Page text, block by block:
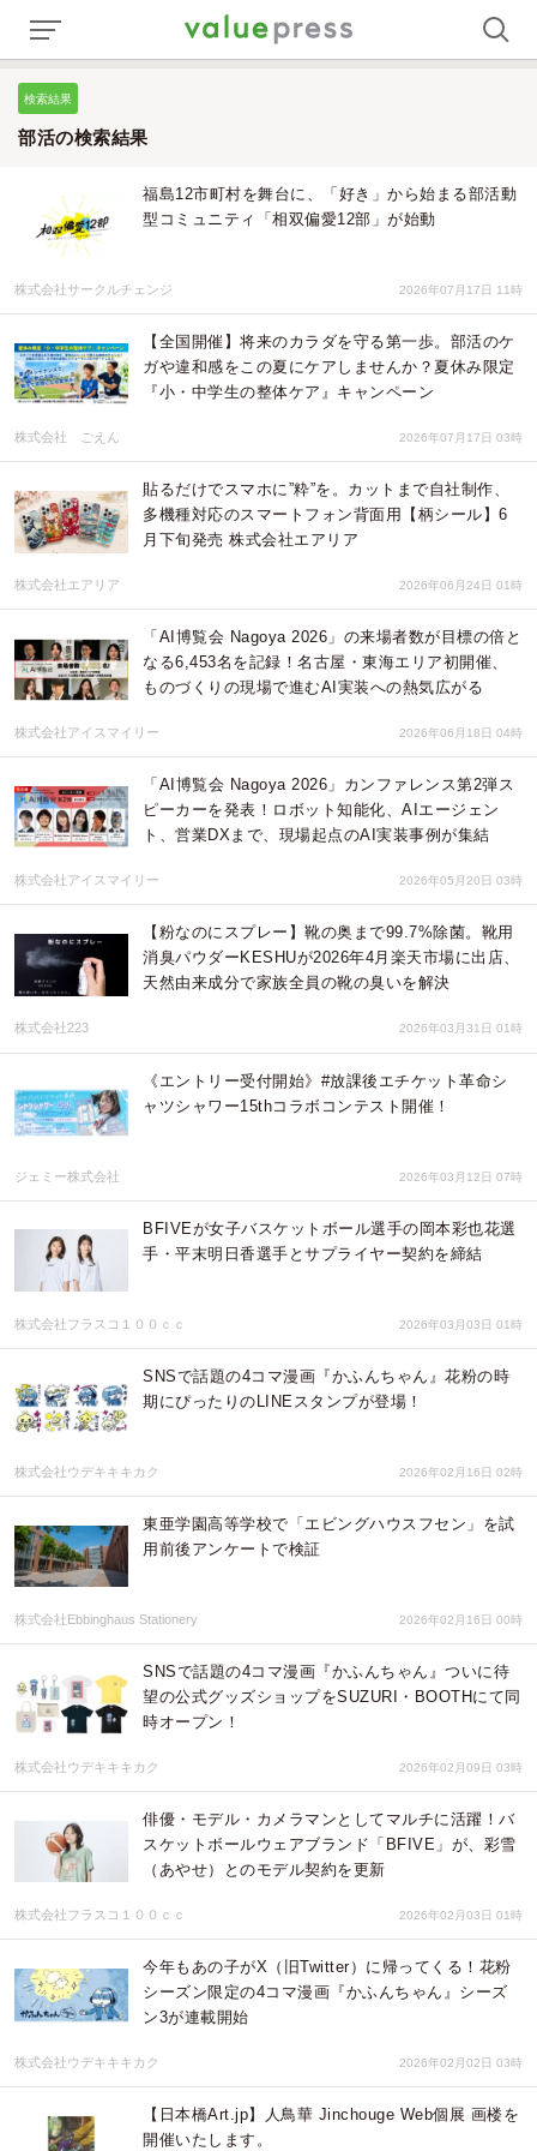
検索結果
部活の検索結果
福島12市町村を舞台に、「好き」から始まる部活動
型コミュニティ「相双偏愛12部」が始動
株式会社サークルチェンジ 2026年07月17日 11時
【全国開催】将来のカラダを守る第一歩。部活のケ
ガや違和感をこの夏にケアしませんか？夏休み限定
『小・中学生の整体ケア』キャンペーン
株式会社 ごえん 2026年07月17日 03時
貼るだけでスマホに”粋”を。カットまで自社制作、
多機種対応のスマートフォン背面用【柄シール】6
月下旬発売 株式会社エアリア
株式会社エアリア 2026年06月24日 01時
「AI博覧会 Nagoya 2026」の来場者数が目標の倍と
なる6,453名を記録！名古屋・東海エリア初開催、
ものづくりの現場で進むAI実装への熱気広がる
株式会社アイスマイリー 2026年06月18日 04時
「AI博覧会 Nagoya 2026」カンファレンス第2弾ス
ピーカーを発表！ロボット知能化、AIエージェン
ト、営業DXまで、現場起点のAI実装事例が集結
株式会社アイスマイリー 2026年05月20日 03時
【粉なのにスプレー】靴の奥まで99.7%除菌。靴用
消臭パウダーKESHUが2026年4月楽天市場に出店、
天然由来成分で家族全員の靴の臭いを解決
株式会社223 2026年03月31日 01時
《エントリー受付開始》#放課後エチケット革命シ
ャツシャワー15thコラボコンテスト開催！
ジェミー株式会社 2026年03月12日 07時
BFIVEが女子バスケットボール選手の岡本彩也花選
手・平末明日香選手とサプライヤー契約を締結
株式会社フラスコ１００ｃｃ 2026年03月03日 01時
SNSで話題の4コマ漫画『かふんちゃん』花粉の時
期にぴったりのLINEスタンプが登場！
株式会社ウデキキキカク 2026年02月16日 02時
東亜学園高等学校で「エビングハウスフセン」を試
用前後アンケートで検証
株式会社Ebbinghaus Stationery 2026年02月16日 00時
SNSで話題の4コマ漫画『かふんちゃん』ついに待
望の公式グッズショップをSUZURI・BOOTHにて同
時オープン！
株式会社ウデキキキカク 2026年02月09日 03時
俳優・モデル・カメラマンとしてマルチに活躍！バ
スケットボールウェアブランド「BFIVE」が、彩雪
（あやせ）とのモデル契約を更新
株式会社フラスコ１００ｃｃ 2026年02月03日 01時
今年もあの子がX（旧Twitter）に帰ってくる！花粉
シーズン限定の4コマ漫画『かふんちゃん』シーズ
ン3が連載開始
株式会社ウデキキキカク 2026年02月02日 03時
【日本橋Art.jp】人鳥華 Jinchouge Web個展 画楼を
開催いたします。